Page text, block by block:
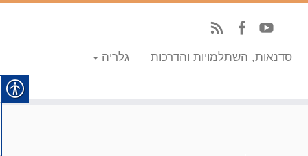
סדנאות, השתלמויות והדרכות
גלריה